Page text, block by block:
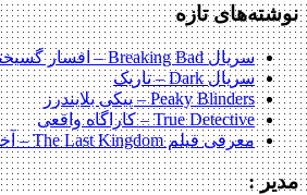
نوشته‌های تازه
سریال Breaking Bad – افسار گسیخته
سریال Dark – تاریک
Peaky Blinders – پیکی بلایندرز
True Detective – کاراگاه واقعی
معرفی فیلم The Last Kingdom – آخرین پادشاهی
مدیر :